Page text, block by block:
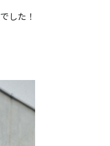
した！